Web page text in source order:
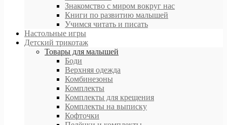
Знакомство с миром вокруг нас
Книги по развитию малышей
Учимся читать и писать
Настольные игры
Детский трикотаж
Товары для малышей
Боди
Верхняя одежда
Комбинезоны
Комплекты
Комплекты для крещения
Комплекты на выписку
Кофточки